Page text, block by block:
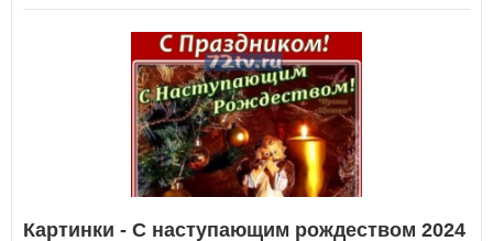
Картинки - С наступающим рождеством 2024